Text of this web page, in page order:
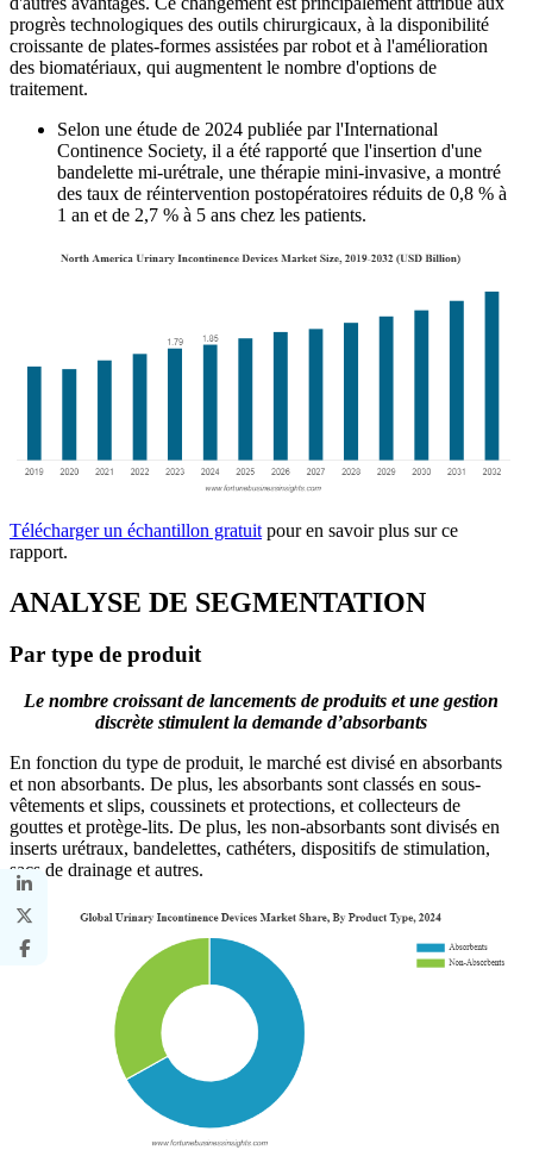
progrès technologiques des outils chirurgicaux, à la disponibilité
croissante de plates-formes assistées par robot et à l'amélioration
des biomatériaux, qui augmentent le nombre d'options de
traitement.
Selon une étude de 2024 publiée par l'International
Continence Society, il a été rapporté que l'insertion d'une
bandelette mi-urétrale, une thérapie mini-invasive, a montré
des taux de réintervention postopératoires réduits de 0,8 % à
1 an et de 2,7 % à 5 ans chez les patients.
Télécharger un échantillon gratuit pour en savoir plus sur ce
rapport.
ANALYSE DE SEGMENTATION
Par type de produit
Le nombre croissant de lancements de produits et une gestion
discrète stimulent la demande d’absorbants
En fonction du type de produit, le marché est divisé en absorbants
et non absorbants. De plus, les absorbants sont classés en sous-
vêtements et slips, coussinets et protections, et collecteurs de
gouttes et protège-lits. De plus, les non-absorbants sont divisés en
inserts urétraux, bandelettes, cathéters, dispositifs de stimulation,
sacs de drainage et autres.